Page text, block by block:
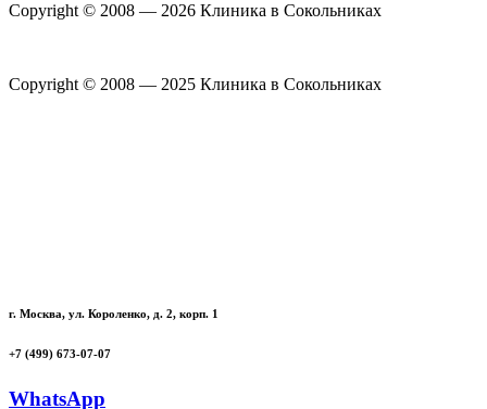
Copyright © 2008 — 2026 Клиника в Сокольниках
Copyright © 2008 — 2025 Клиника в Сокольниках
г. Москва, ул. Короленко, д. 2, корп. 1
+7 (499) 673-07-07
WhatsApp